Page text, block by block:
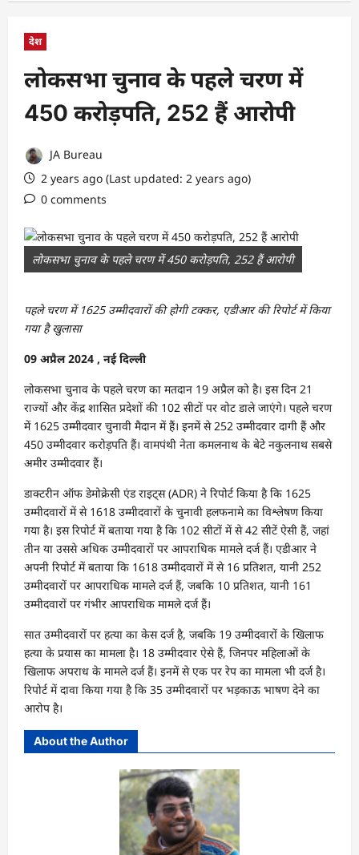
देश
लोकसभा चुनाव के पहले चरण में
450 करोड़पति, 252 हैं आरोपी
JA Bureau
2 years ago (Last updated: 2 years ago)
0 comments
लोकसभा चुनाव के पहले चरण में 450 करोड़पति, 252 हैं आरोपी
पहले चरण में 1625 उम्मीदवारों की होगी टक्कर, एडीआर की रिपोर्ट में किया
गया है खुलासा
09 अप्रैल 2024 , नई दिल्ली
लोकसभा चुनाव के पहले चरण का मतदान 19 अप्रैल को है। इस दिन 21
राज्यों और केंद्र शासित प्रदेशों की 102 सीटों पर वोट डाले जाएंगे। पहले चरण
में 1625 उम्मीदवार चुनावी मैदान में हैं। इनमें से 252 उम्मीदवार दागी हैं और
450 उम्मीदवार करोड़पति हैं। वामपंथी नेता कमलनाथ के बेटे नकुलनाथ सबसे
अमीर उम्मीदवार हैं।
डाक्टरीन ऑफ डेमोक्रेसी एंड राइट्स (ADR) ने रिपोर्ट किया है कि 1625
उम्मीदवारों में से 1618 उम्मीदवारों के चुनावी हलफनामे का विश्लेषण किया
गया है। इस रिपोर्ट में बताया गया है कि 102 सीटों में से 42 सीटें ऐसी हैं, जहां
तीन या उससे अधिक उम्मीदवारों पर आपराधिक मामले दर्ज हैं। एडीआर ने
अपनी रिपोर्ट में बताया कि 1618 उम्मीदवारों में से 16 प्रतिशत, यानी 252
उम्मीदवारों पर आपराधिक मामले दर्ज हैं, जबकि 10 प्रतिशत, यानी 161
उम्मीदवारों पर गंभीर आपराधिक मामले दर्ज हैं।
सात उम्मीदवारों पर हत्या का केस दर्ज है, जबकि 19 उम्मीदवारों के खिलाफ
हत्या के प्रयास का मामला है। 18 उम्मीदवार ऐसे हैं, जिनपर महिलाओं के
खिलाफ अपराध के मामले दर्ज हैं। इनमें से एक पर रेप का मामला भी दर्ज है।
रिपोर्ट में दावा किया गया है कि 35 उम्मीदवारों पर भड़काऊ भाषण देने का
आरोप है।
About the Author